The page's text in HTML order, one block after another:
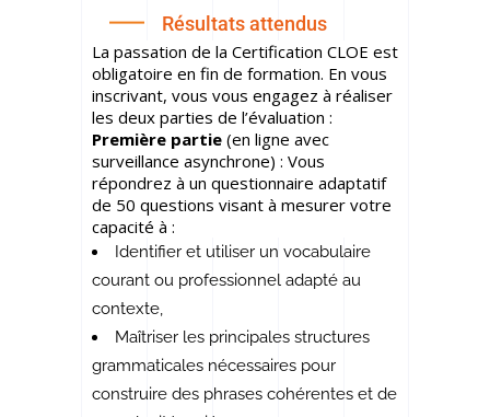
Résultats attendus
La passation de la Certification CLOE est
obligatoire en fin de formation. En vous
inscrivant, vous vous engagez à réaliser
les deux parties de l’évaluation :
Première partie (en ligne avec
surveillance asynchrone) : Vous
répondrez à un questionnaire adaptatif
de 50 questions visant à mesurer votre
capacité à :
Identifier et utiliser un vocabulaire
courant ou professionnel adapté au
contexte,
Maîtriser les principales structures
grammaticales nécessaires pour
construire des phrases cohérentes et de